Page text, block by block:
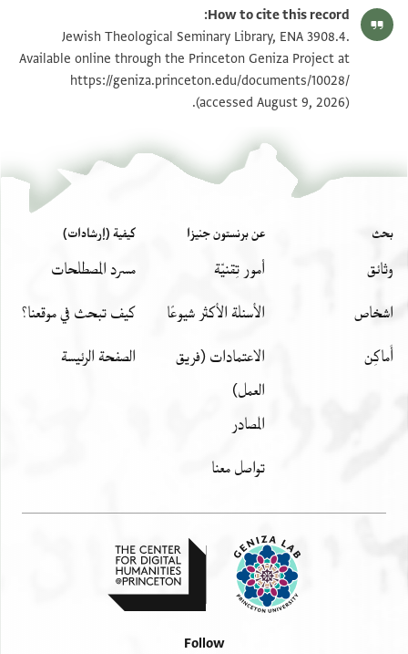
ENA 3908.4 1 تكبير و تدوير
بيان أذونات الصورة
How to cite this record:
Jewish Theological Seminary Library, ENA 3908.4.
Available online through the Princeton Geniza Project at
https://geniza.princeton.edu/documents/10028/
(accessed August 9, 2026).
بحث
وثائق
اشخاص
أَماكِن
عن برنستون جنيزا
أمور تِقنيّة
الأسئلة الأكثر شيوعًا
الاعتمادات (فريق
العمل)
المصادر
تواصل معنا
كيفية (إرشادات)
مسرد المصطلحات
كيف تبحث في موقعنا؟
الصفحة الرئيسة
Follow